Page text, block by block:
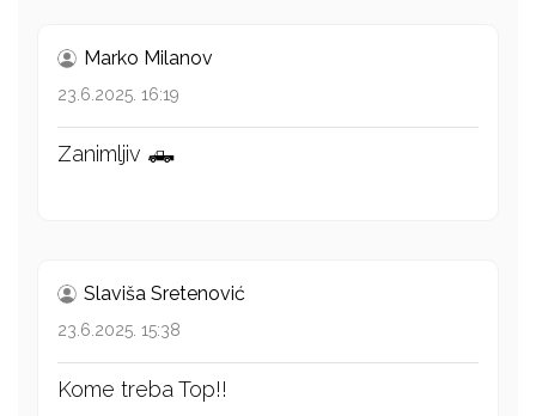
Marko Milanov
23.6.2025. 16:19
Zanimljiv 🛻
Slaviša Sretenović
23.6.2025. 15:38
Kome treba Top!!